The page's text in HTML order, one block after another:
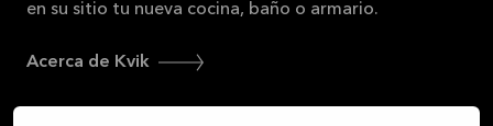
en su sitio tu nueva cocina, baño o armario.
Acerca de Kvik